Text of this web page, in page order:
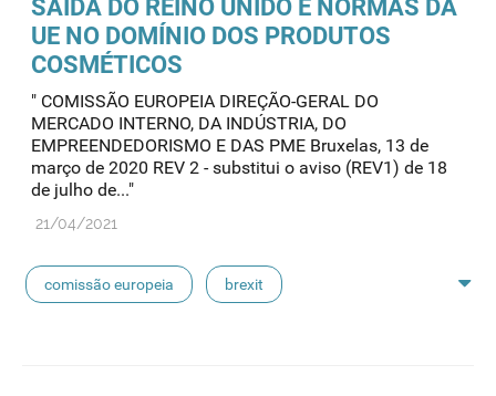
SAÍDA DO REINO UNIDO E NORMAS DA
UE NO DOMÍNIO DOS PRODUTOS
COSMÉTICOS
" COMISSÃO EUROPEIA DIREÇÃO-GERAL DO
MERCADO INTERNO, DA INDÚSTRIA, DO
EMPREENDEDORISMO E DAS PME Bruxelas, 13 de
março de 2020 REV 2 - substitui o aviso (REV1) de 18
de julho de..."
21/04/2021
comissão europeia brexit